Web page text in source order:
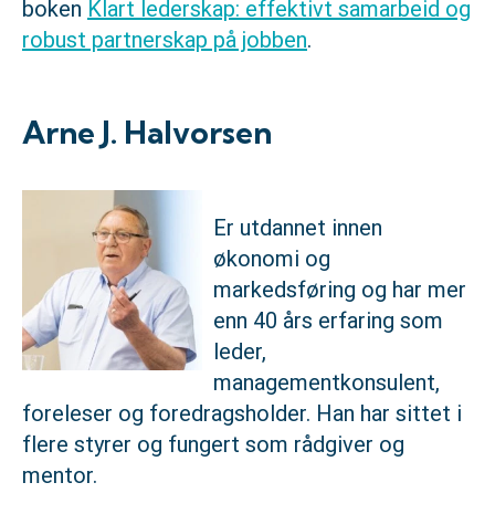
boken Klart lederskap: effektivt samarbeid og
robust partnerskap på jobben.
Arne J. Halvorsen
Er utdannet innen
økonomi og
markedsføring og har mer
enn 40 års erfaring som
leder,
managementkonsulent,
foreleser og foredragsholder. Han har sittet i
flere styrer og fungert som rådgiver og
mentor.